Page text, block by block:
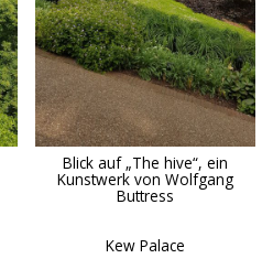
Blick auf „The hive“, ein
Kunstwerk von Wolfgang
Buttress
Kew Palace